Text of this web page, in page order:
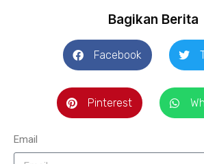
Bagikan Berita
Facebook
Pinterest
Email